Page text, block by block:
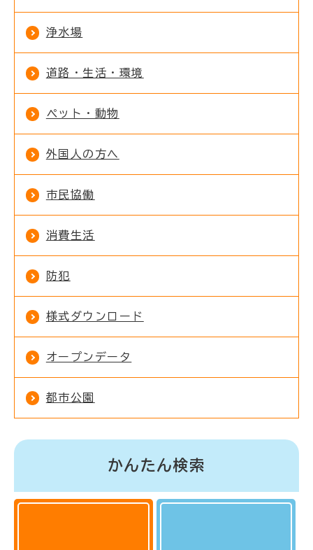
浄水場
道路・生活・環境
ペット・動物
外国人の方へ
市民協働
消費生活
防犯
様式ダウンロード
オープンデータ
都市公園
かんたん検索